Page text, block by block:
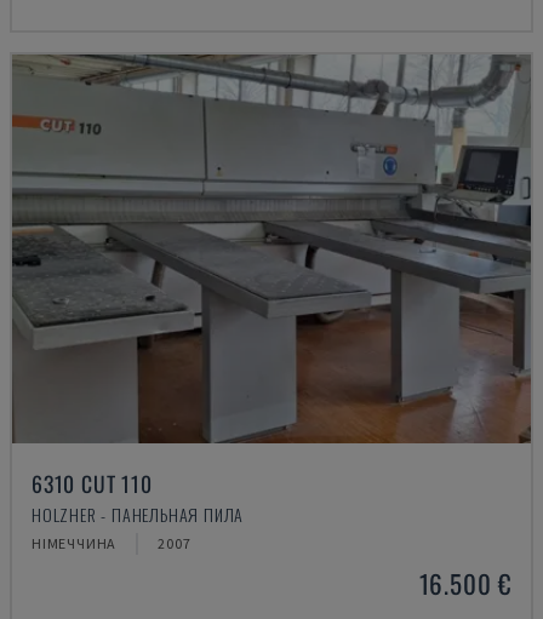
6310 CUT 110
HOLZHER - ПАНЕЛЬНАЯ ПИЛА
НІМЕЧЧИНА 2007
16.500 €